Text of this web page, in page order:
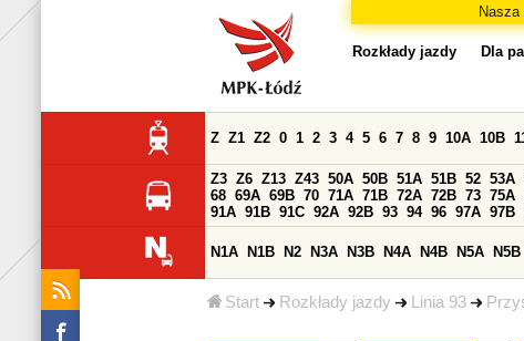
Start Rozkłady jazdy Linia 93
Rozkłady jazdy Dla
Z Z1 Z2 0 1 2 3 4 5 6 7 8 9 10A 10B
Z3 Z6 Z13 Z43 50A 50B 51A 51B 52 53A
68 69A 69B 70 71A 71B 72A 72B 73 75A
91A 91B 91C 92A 92B 93 94 96 97A 97B
N1A N1B N2 N3A N3B N4A N4B N5A N5B